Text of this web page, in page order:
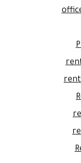
rent